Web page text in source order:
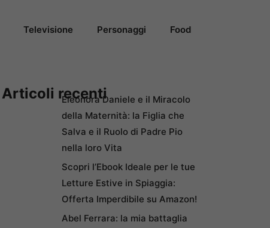
Televisione Personaggi Food
Articoli recentiEleonora Daniele e il Miracolo
della Maternità: la Figlia che
Salva e il Ruolo di Padre Pio
nella loro Vita
Scopri l’Ebook Ideale per le tue
Letture Estive in Spiaggia:
Offerta Imperdibile su Amazon!
Abel Ferrara: la mia battaglia